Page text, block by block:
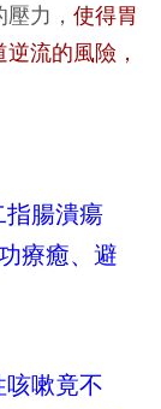
力， 使得胃
流的風險，
指腸潰瘍
療癒、避
嗽竟不